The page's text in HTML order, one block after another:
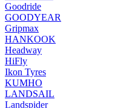
Goodride
GOODYEAR
Gripmax
HANKOOK
Headway
HiFly
Ikon Tyres
KUMHO
LANDSAIL
Landspider